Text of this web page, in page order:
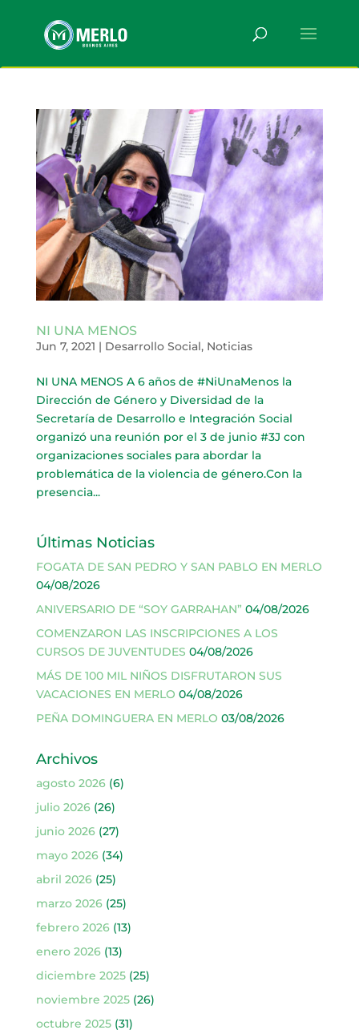
NI UNA MENOS
Jun 7, 2021 | Desarrollo Social, Noticias
NI UNA MENOS A 6 años de #NiUnaMenos la
Dirección de Género y Diversidad de la
Secretaría de Desarrollo e Integración Social
organizó una reunión por el 3 de junio #3J con
organizaciones sociales para abordar la
problemática de la violencia de género.Con la
presencia...
Últimas Noticias
FOGATA DE SAN PEDRO Y SAN PABLO EN MERLO
04/08/2026
ANIVERSARIO DE “SOY GARRAHAN” 04/08/2026
COMENZARON LAS INSCRIPCIONES A LOS
CURSOS DE JUVENTUDES 04/08/2026
MÁS DE 100 MIL NIÑOS DISFRUTARON SUS
VACACIONES EN MERLO 04/08/2026
PEÑA DOMINGUERA EN MERLO 03/08/2026
Archivos
agosto 2026(6)
julio 2026(26)
junio 2026(27)
mayo 2026(34)
abril 2026(25)
marzo 2026(25)
febrero 2026(13)
enero 2026(13)
diciembre 2025(25)
noviembre 2025(26)
octubre 2025(31)